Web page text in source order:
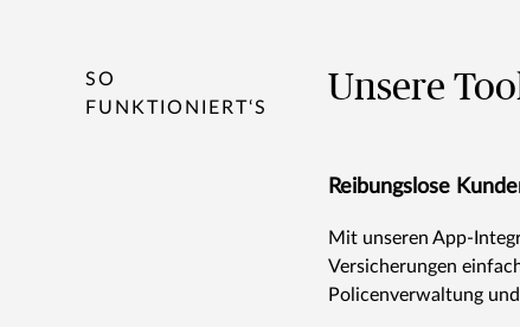
SO
FUNKTIONIERT‘S
Unsere
Reibungslose
Mit unseren App-
Versicherungen
Policenverwaltung